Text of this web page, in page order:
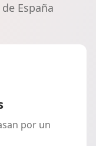
España
por un